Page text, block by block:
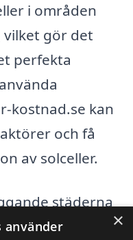
i områden
vilket gör det
perfekta
kostnad.se kan
och få
av solceller.
städerna
×
använder